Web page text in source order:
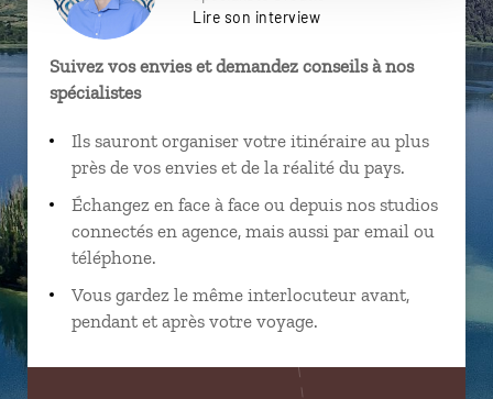
Lire son interview
Suivez vos envies et demandez conseils à nos
spécialistes
Ils sauront organiser votre itinéraire au plus
près de vos envies et de la réalité du pays.
Échangez en face à face ou depuis nos studios
connectés en agence, mais aussi par email ou
téléphone.
Vous gardez le même interlocuteur avant,
pendant et après votre voyage.